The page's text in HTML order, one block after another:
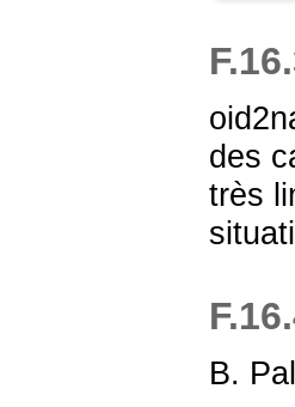
des
très
B.